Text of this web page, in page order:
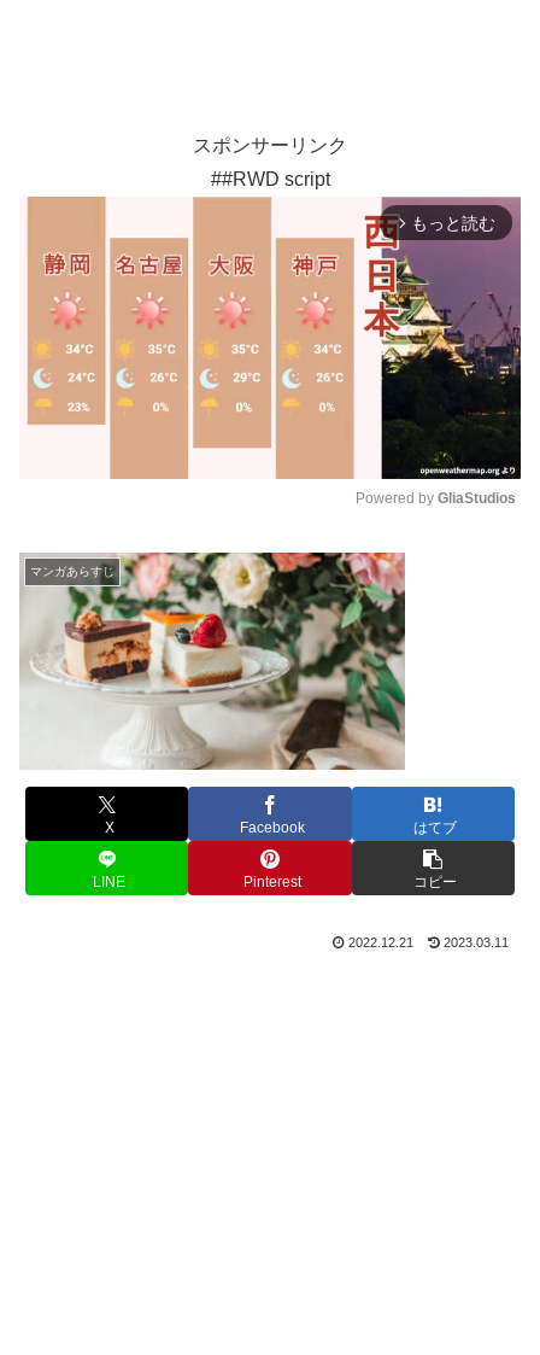
スポンサーリンク
##RWD script
arrow_forward_ios もっと読む
Powered by GliaStudios
マンガあらすじ
X Facebook はてブ
LINE Pinterest コピー
2022.12.21 2023.03.11